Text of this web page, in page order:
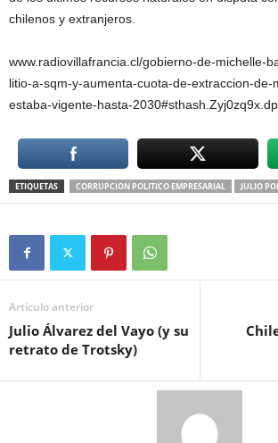
chilenos y extranjeros.
www.radiovillafrancia.cl/gobierno-de-michelle-
litio-a-sqm-y-aumenta-cuota-de-extraccion-de-
estaba-vigente-hasta-
ETIQUETAS CORRUPCION POLITICO EMPRESARIAL JULIO
Artículo anterior
Julio Álvarez del Vayo (y su
retrato de Trotsky)